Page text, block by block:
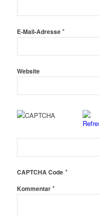
E-Mail-Adresse*
Website
CAPTCHA Code*
Kommentar*